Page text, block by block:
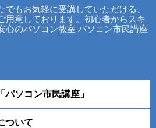
もお気軽に受講していただける、
用意しております。初心者からスキ
心のパソコン教室 パソコン市民講座
ソコン市民講座」
ついて